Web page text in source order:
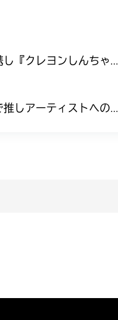
『クレヨンしんちゃん
しアーティストへの応